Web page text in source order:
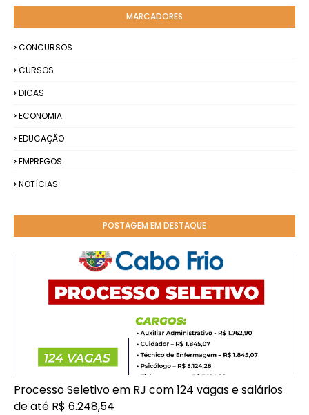
MARCADORES
CONCURSOS
CURSOS
DICAS
ECONOMIA
EDUCAÇÃO
EMPREGOS
NOTÍCIAS
POSTAGEM EM DESTAQUE
Processo Seletivo em RJ com 124 vagas e salários
de até R$ 6.248,54